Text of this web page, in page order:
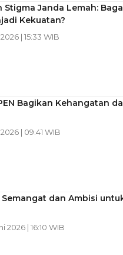
Stigma Janda Lemah:
Kekuatan?
| 15:33 WIB
Bagikan Kehangatan
| 09:41 WIB
dan Ambisi
2026 | 16:10 WIB